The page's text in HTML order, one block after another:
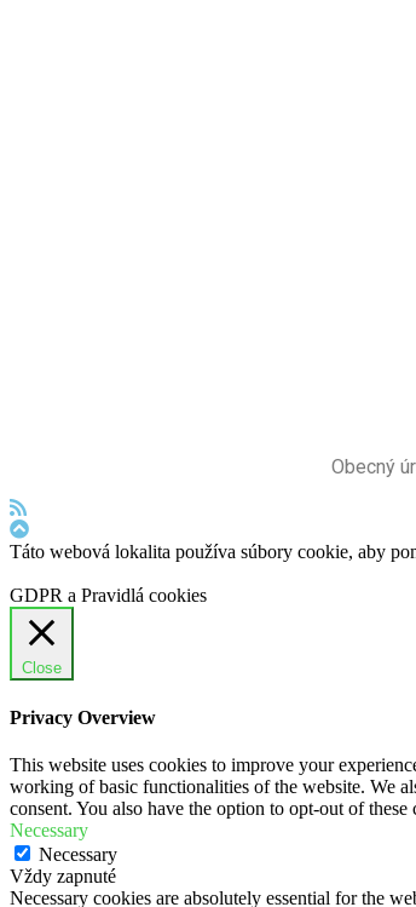
Obecný
Táto webová lokalita používa súbory cookie, aby
GDPR a Pravidlá cookies
Close
Privacy Overview
This website uses cookies to improve your
working of basic functionalities of the website. We
consent. You also have the option to opt-out of
Necessary
Necessary
Vždy zapnuté
Necessary cookies are absolutely essential for the